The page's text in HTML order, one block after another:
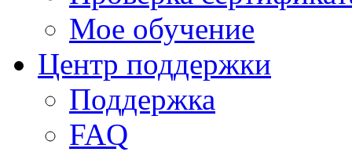
Мое обучение
Центр поддержки
Поддержка
FAQ